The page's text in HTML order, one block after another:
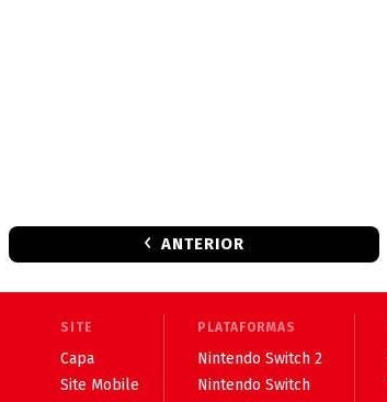
ANTERIOR
SITE
Capa
Site Mobile
PLATAFORMAS
Nintendo Switch 2
Nintendo Switch